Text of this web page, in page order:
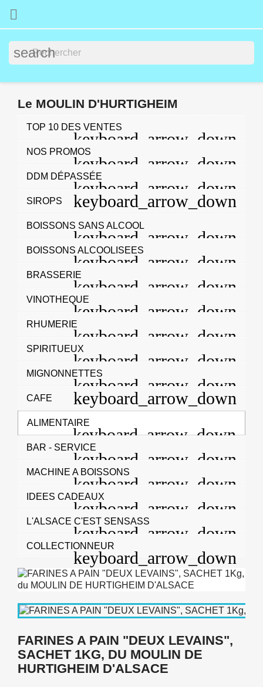

search
Le MOULIN D'HURTIGHEIM
TOP 10 DES VENTES
NOS PROMOS
DDM DÉPASSÉE
SIROPS
BOISSONS SANS ALCOOL
BOISSONS ALCOOLISEES
BRASSERIE
VINOTHEQUE
RHUMERIE
SPIRITUEUX
MIGNONNETTES
CAFE
ALIMENTAIRE
BAR - SERVICE
MACHINE A BOISSONS
IDEES CADEAUX
L'ALSACE C'EST SENSASS
COLLECTIONNEUR
FARINES A PAIN "DEUX LEVAINS",
SACHET 1KG, DU MOULIN DE
HURTIGHEIM D'ALSACE